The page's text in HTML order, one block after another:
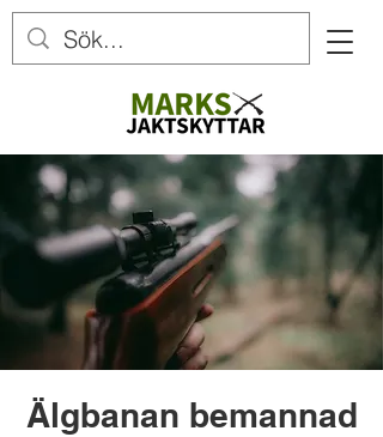
Älgbanan bemannad